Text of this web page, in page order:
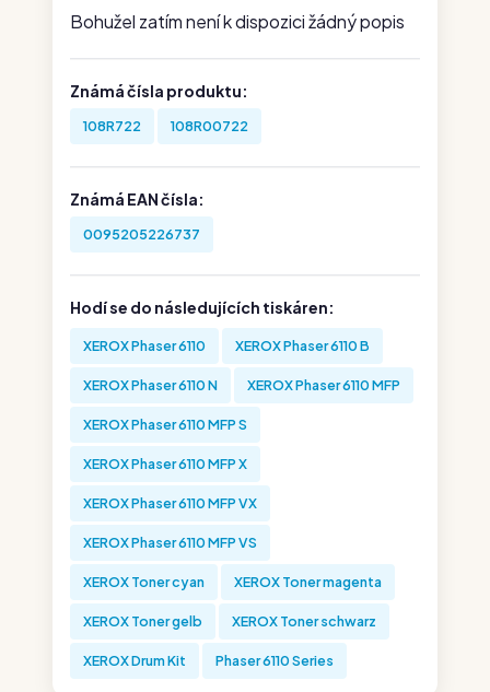
Bohužel zatím není k dispozici žádný popis
Známá čísla produktu:
108R722 108R00722
Známá EAN čísla:
0095205226737
Hodí se do následujících tiskáren:
XEROX Phaser 6110 XEROX Phaser 6110 B
XEROX Phaser 6110 N XEROX Phaser 6110 MFP
XEROX Phaser 6110 MFP S
XEROX Phaser 6110 MFP X
XEROX Phaser 6110 MFP VX
XEROX Phaser 6110 MFP VS
XEROX Toner cyan XEROX Toner magenta
XEROX Toner gelb XEROX Toner schwarz
XEROX Drum Kit Phaser 6110 Series